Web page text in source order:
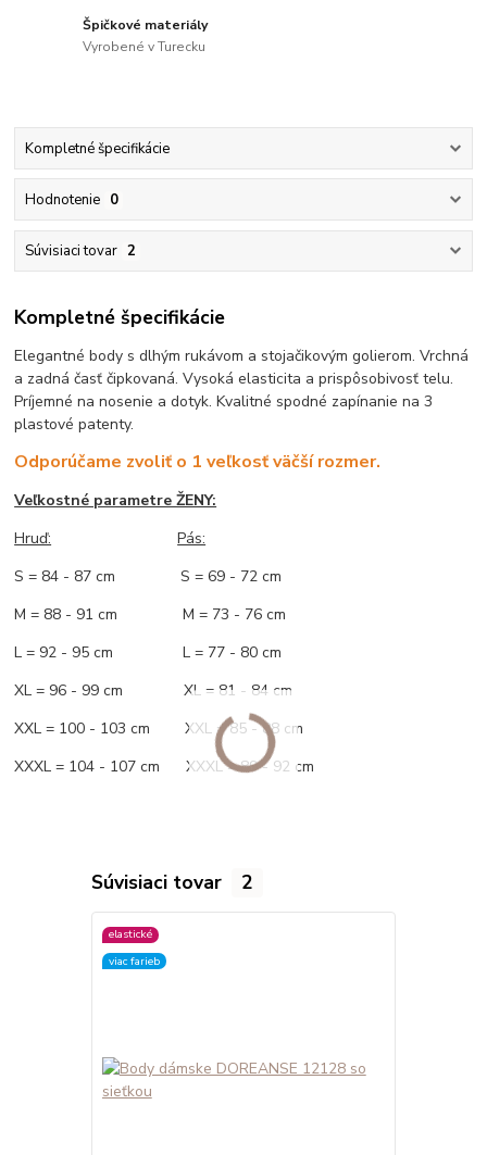
Špičkové materiály
Vyrobené v Turecku
Kompletné špecifikácie
Hodnotenie 0
Súvisiaci tovar 2
Kompletné špecifikácie
Elegantné body s dlhým rukávom a stojačikovým golierom. Vrchná
a zadná časť čipkovaná. Vysoká elasticita a prispôsobivosť telu.
Príjemné na nosenie a dotyk. Kvalitné spodné zapínanie na 3
plastové patenty.
Odporúčame zvoliť o 1 veľkosť väčší rozmer.
Veľkostné parametre ŽENY:
Hruď:
Pás:
S = 84 - 87 cm S = 69 - 72 cm
M = 88 - 91 cm M = 73 - 76 cm
L = 92 - 95 cm L = 77 - 80 cm
XL = 96 - 99 cm XL = 81 - 84 cm
XXL = 100 - 103 cm XXL = 85 - 88 cm
XXXL = 104 - 107 cm XXXL = 89 - 92 cm
Súvisiaci tovar 2
elastické
viac farieb